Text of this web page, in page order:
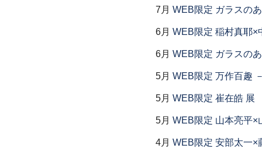
7月 WEB限定 ガラスの
6月 WEB限定 稲村真耶×
6月 WEB限定 ガラスの
5月 WEB限定 万作百趣
5月 WEB限定 崔在皓 展
5月 WEB限定 山本亮平×
4月 WEB限定 安部太一×